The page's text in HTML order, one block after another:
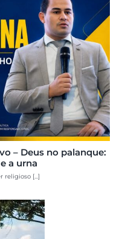
– Deus no palanque:
a urna
religioso [...]